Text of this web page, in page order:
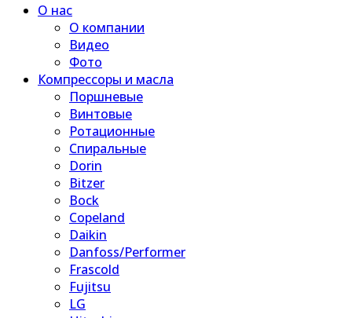
О нас
О компании
Видео
Фото
Компрессоры и масла
Поршневые
Винтовые
Ротационные
Спиральные
Dorin
Bitzer
Bock
Copeland
Daikin
Danfoss/Performer
Frascold
Fujitsu
LG